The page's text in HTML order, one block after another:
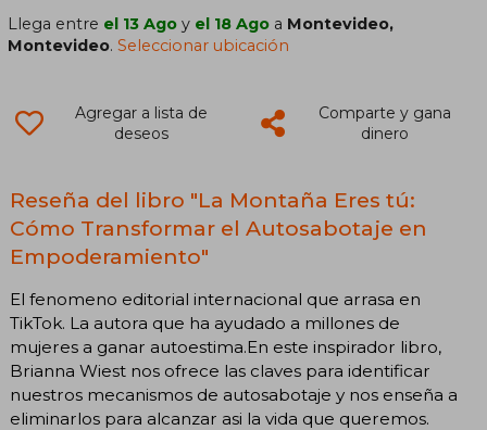
Llega entre el 13 Ago y el 18 Ago a Montevideo,
Montevideo.Seleccionar ubicación
Agregar a lista de
deseos
Comparte y gana
dinero
Reseña del libro "La Montaña Eres tú:
Cómo Transformar el Autosabotaje en
Empoderamiento"
El fenomeno editorial internacional que arrasa en
TikTok. La autora que ha ayudado a millones de
mujeres a ganar autoestima.En este inspirador libro,
Brianna Wiest nos ofrece las claves para identificar
nuestros mecanismos de autosabotaje y nos enseña a
eliminarlos para alcanzar asi la vida que queremos.